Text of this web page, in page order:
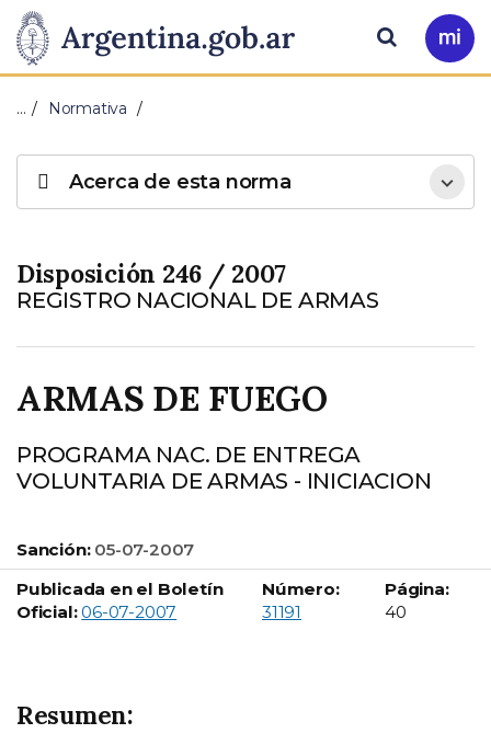
Presidencia
de
Nación
Pasar al contenido principal
Ir
a
Buscar
… Normativa
Disposición 246 / 2007
REGISTRO NACIONAL DE ARMAS
ARMAS DE FUEGO
PROGRAMA NAC. DE ENTREGA
VOLUNTARIA DE ARMAS - INICIACION
Sanción: 05-07-2007
Publicada en el Boletín
Oficial: 06-07-2007
Número:
Boletín Oficial número:
31191
Página:
40
Resumen:
Acerca de esta norma